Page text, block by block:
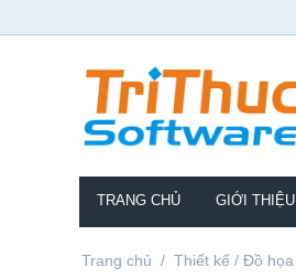
TRANG CHỦ GIỚI THIỆU
Trang chủ / Thiết kế / Đồ họa